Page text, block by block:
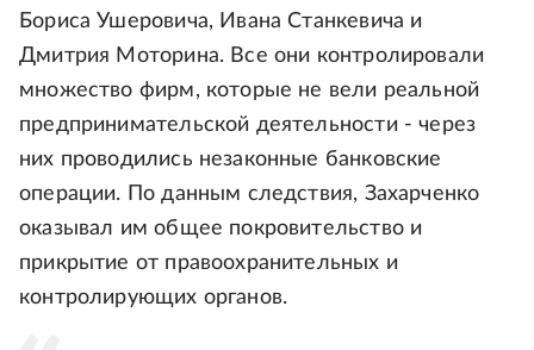
Бориса Ушеровича, Ивана Станкевича и
Дмитрия Моторина. Все они контролировали
множество фирм, которые не вели реальной
предпринимательской деятельности - через
них проводились незаконные банковские
операции. По данным следствия, Захарченко
оказывал им общее покровительство и
прикрытие от правоохранительных и
контролирующих органов.